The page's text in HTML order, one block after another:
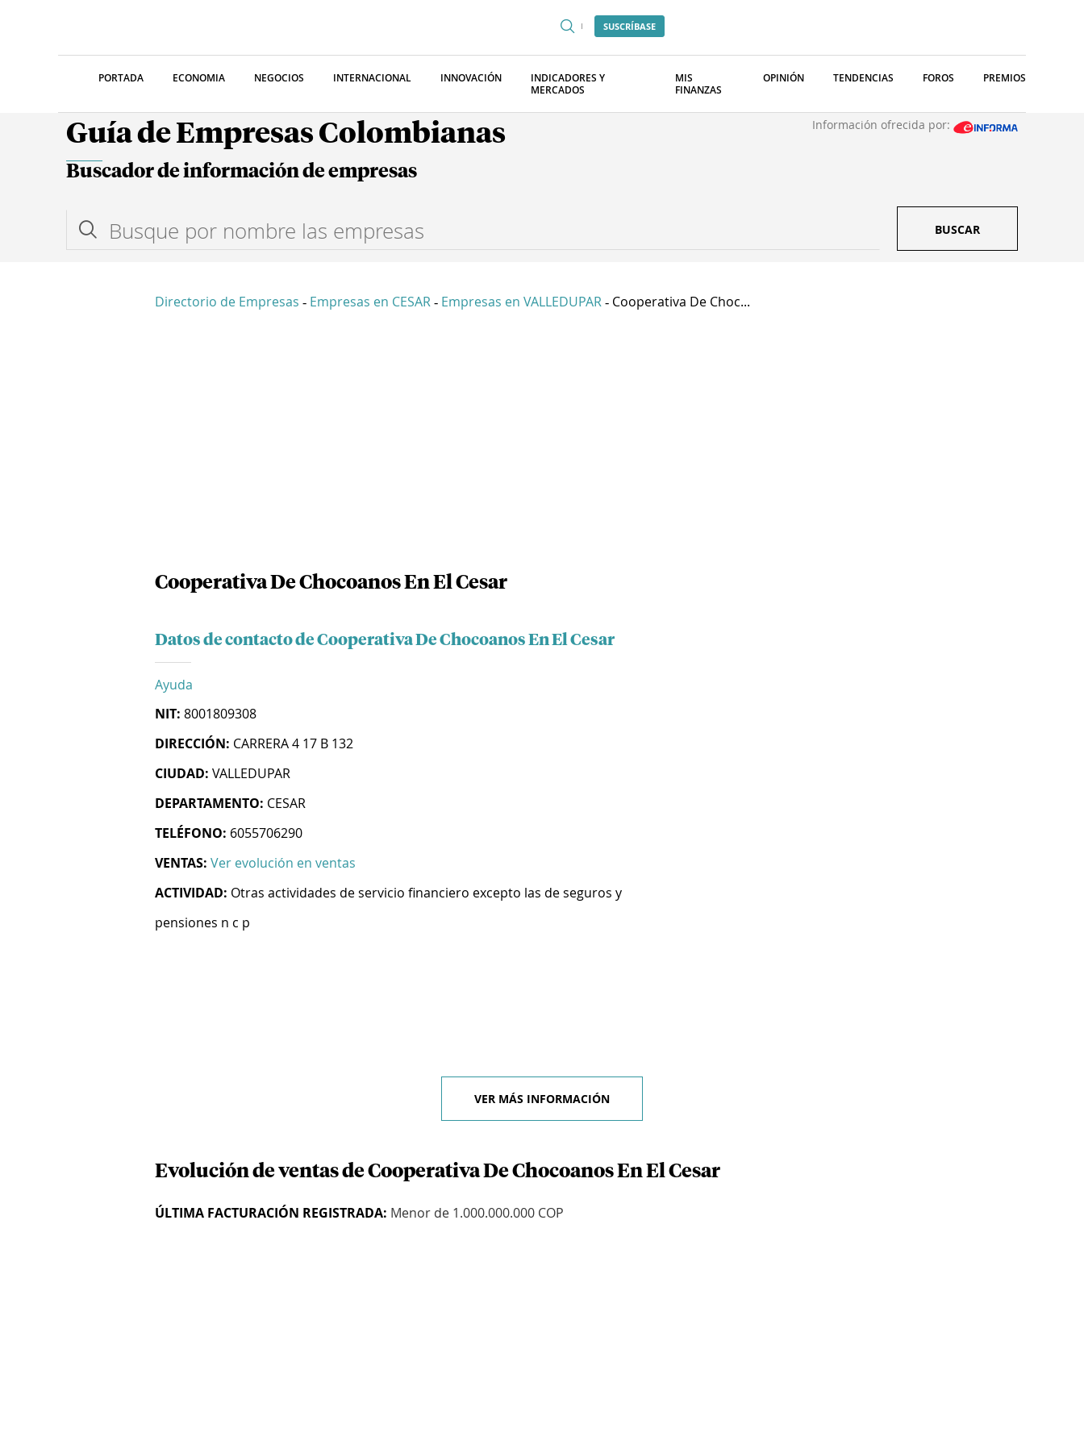
SUSCRÍBASE
PORTADA ECONOMIA NEGOCIOS INTERNACIONAL INNOVACIÓN
INDICADORES Y
MERCADOS
MIS
FINANZAS
OPINIÓN TENDENCIAS FOROS PREMIOS
Guía de Empresas Colombianas Información ofrecida por:
Buscador de información de empresas
BUSCAR
Directorio de Empresas - Empresas en CESAR - Empresas en VALLEDUPAR - Cooperativa De Choc...
Cooperativa De Chocoanos En El Cesar
Datos de contacto de Cooperativa De Chocoanos En El Cesar
Ayuda
NIT: 8001809308
DIRECCIÓN: CARRERA 4 17 B 132
CIUDAD: VALLEDUPAR
DEPARTAMENTO: CESAR
TELÉFONO: 6055706290
VENTAS: Ver evolución en ventas
ACTIVIDAD: Otras actividades de servicio financiero excepto las de seguros y
pensiones n c p
VER MÁS INFORMACIÓN
Evolución de ventas de Cooperativa De Chocoanos En El Cesar
ÚLTIMA FACTURACIÓN REGISTRADA: Menor de 1.000.000.000 COP